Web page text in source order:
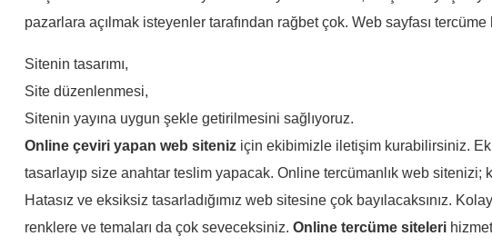
pazarlara açılmak isteyenler tarafından rağbet çok. Web sayfası
Sitenin tasarımı,
Site düzenlenmesi,
Sitenin yayına uygun şekle getirilmesini sağlıyoruz.
Online çeviri yapan web siteniz için ekibimizle iletişim kurabilirsiniz.
tasarlayıp size anahtar teslim yapacak. Online tercümanlık web
Hatasız ve eksiksiz tasarladığımız web sitesine çok bayılacaksınız.
renklere ve temaları da çok seveceksiniz. Online tercüme siteleri